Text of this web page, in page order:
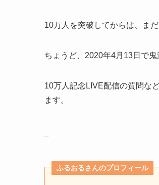
10万人を突破してからは、ま
ちょうど、2020年4月13日で鬼
10万人記念LIVE配信の質問な
ます。
ふるおるさんのプロフィール